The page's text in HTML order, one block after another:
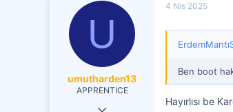
251
U
umutharden13
APPRENTICE
5 Şub 2021
4 Nis 2025
Ben boot
Hayırlısı be